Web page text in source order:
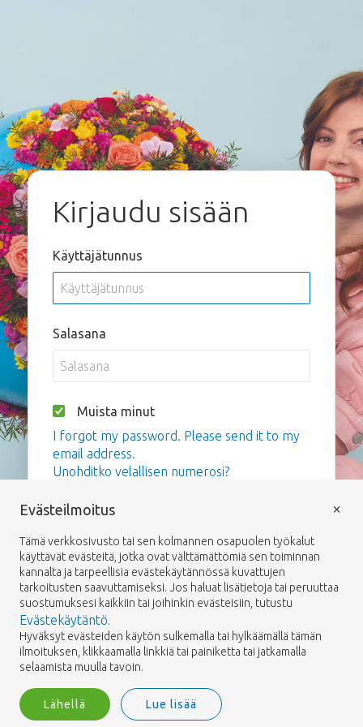
Kirjaudu sisään
Käyttäjätunnus
Salasana
Muista minut
I forgot my password. Please send it to my
email address.
Unohditko velallisen numerosi?
Evästeilmoitus
Tämä verkkosivusto tai sen kolmannen osapuolen työkalut
käyttävät evästeitä, jotka ovat välttämättömiä sen toiminnan
kannalta ja tarpeellisia evästekäytännössä kuvattujen
tarkoitusten saavuttamiseksi. Jos haluat lisätietoja tai peruuttaa
suostumuksesi kaikkiin tai joihinkin evästeisiin, tutustu
Evästekäytäntö.
Hyväksyt evästeiden käytön sulkemalla tai hylkäämällä tämän
ilmoituksen, klikkaamalla linkkiä tai painiketta tai jatkamalla
selaamista muulla tavoin.
Lähellä Lue lisää
×